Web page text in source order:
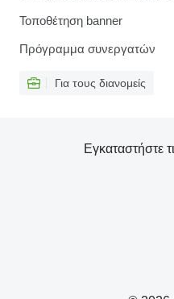
Τοποθέτηση banner
Πρόγραμμα συνεργατών
Για τους διανομείς
Εγκαταστήστε